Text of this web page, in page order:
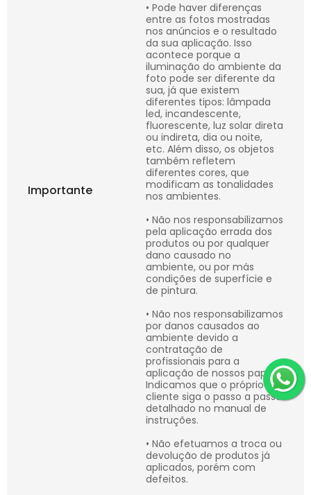
Importante
• Pode haver diferenças
entre as fotos mostradas
nos anúncios e o resultado
da sua aplicação. Isso
acontece porque a
iluminação do ambiente da
foto pode ser diferente da
sua, já que existem
diferentes tipos: lâmpada
led, incandescente,
fluorescente, luz solar direta
ou indireta, dia ou noite,
etc. Além disso, os objetos
também refletem
diferentes cores, que
modificam as tonalidades
nos ambientes.
• Não nos responsabilizamos
pela aplicação errada dos
produtos ou por qualquer
dano causado no
ambiente, ou por más
condições de superfície e
de pintura.
• Não nos responsabilizamos
por danos causados ao
ambiente devido a
contratação de
profissionais para a
aplicação de nossos papéis.
Indicamos que o próprio
cliente siga o passo a passo
detalhado no manual de
instruções.
• Não efetuamos a troca ou
devolução de produtos já
aplicados, porém com
defeitos.